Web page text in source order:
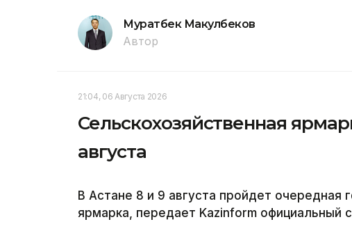
Муратбек Макулбеков
Автор
21:04, 06 Августа 2026
Сельскохозяйственная
августа
В Астане 8 и 9 августа пройдет очередная
ярмарка, передает Kazinform официальный